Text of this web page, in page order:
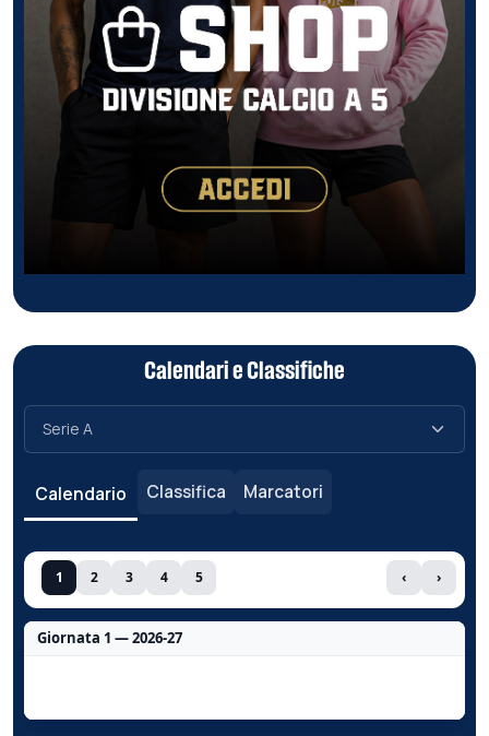
Calendari e Classifiche
Calendario Classifica Marcatori
1 2 3 4 5 ‹ ›
Giornata 1 — 2026-27